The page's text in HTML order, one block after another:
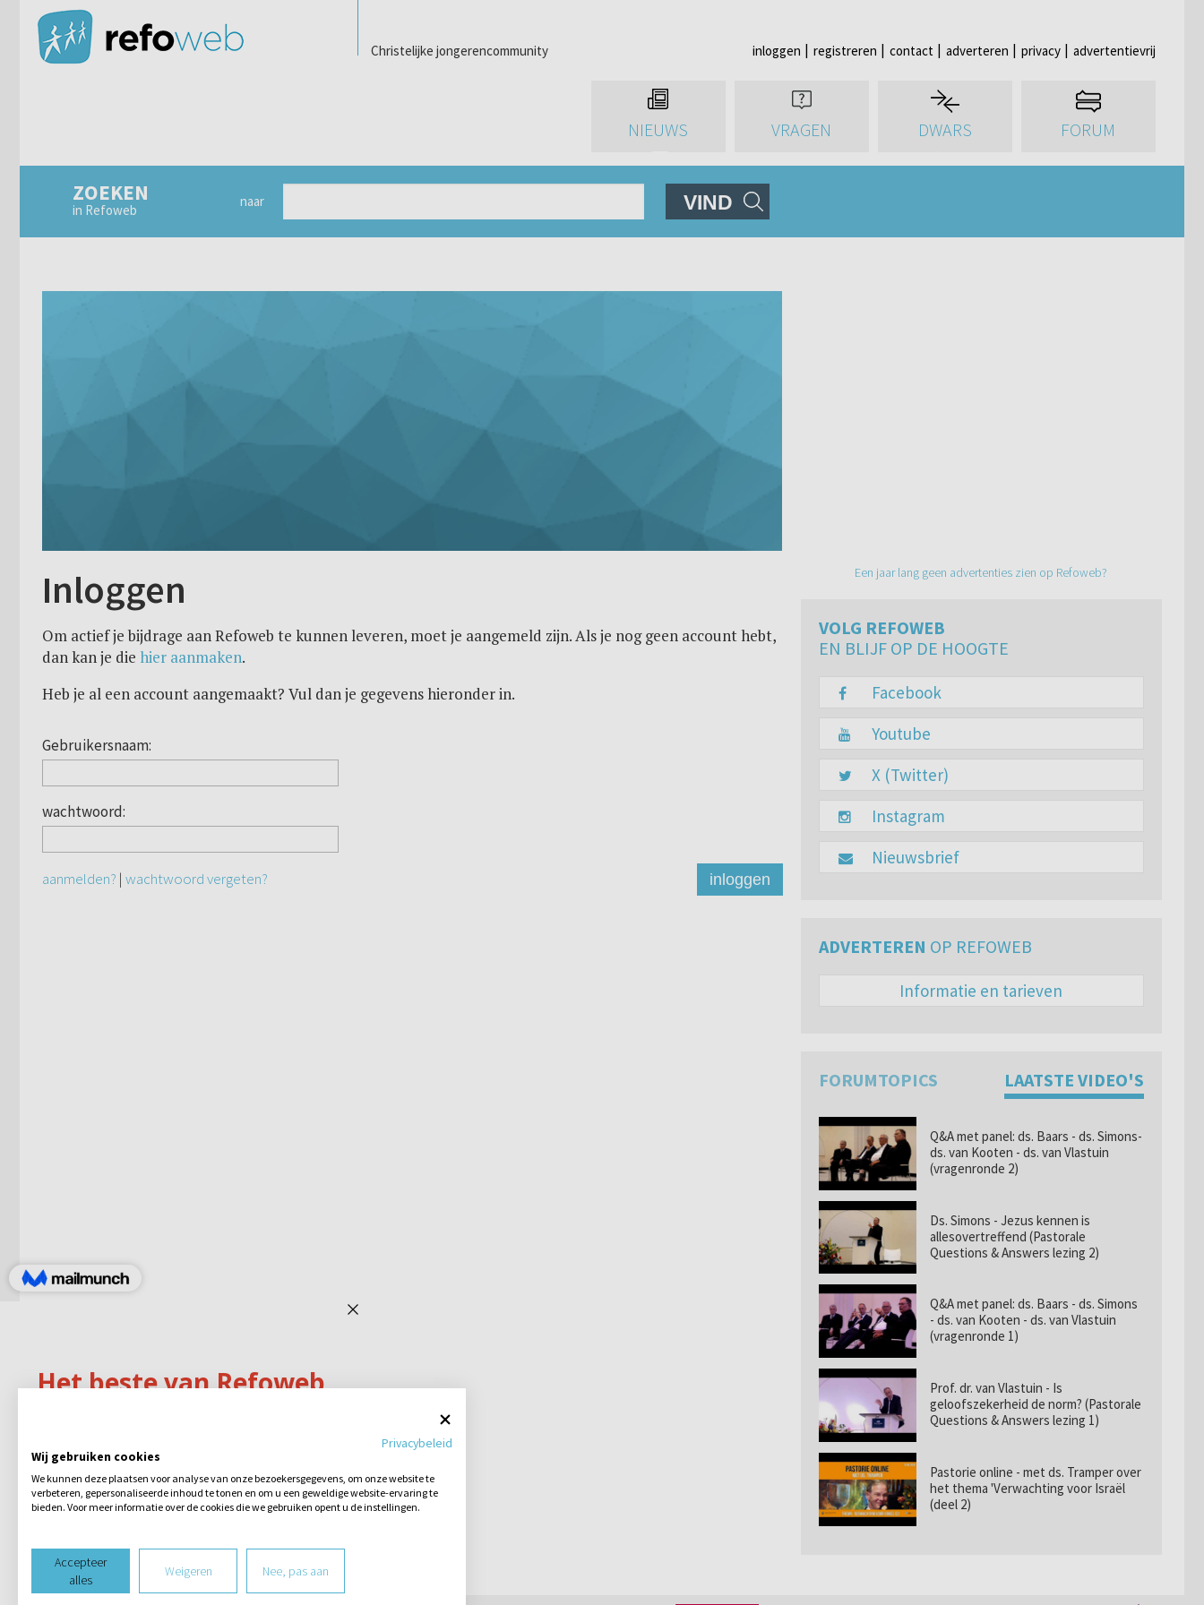
Christelijke jongerencommunity inloggen registreren contact adverteren privacy advertentievrij
NIEUWS VRAGEN DWARS FORUM
ZOEKEN
in Refoweb
naar VIND
Inloggen
Om actief je bijdrage aan Refoweb te kunnen leveren, moet je aangemeld zijn. Als je nog geen account hebt,
dan kan je die hier aanmaken.
Heb je al een account aangemaakt? Vul dan je gegevens hieronder in.
Gebruikersnaam:
wachtwoord:
aanmelden? | wachtwoord vergeten? inloggen
Een jaar lang geen advertenties zien op Refoweb?
VOLG REFOWEB
EN BLIJF OP DE HOOGTE
Facebook
Youtube
X (Twitter)
Instagram
Nieuwsbrief
ADVERTEREN OP REFOWEB
Informatie en tarieven
FORUMTOPICS LAATSTE VIDEO'S
Q&A met panel: ds. Baars - ds. Simons-
ds. van Kooten - ds. van Vlastuin
(vragenronde 2)
Ds. Simons - Jezus kennen is
allesovertreffend (Pastorale
Questions & Answers lezing 2)
Q&A met panel: ds. Baars - ds. Simons
- ds. van Kooten - ds. van Vlastuin
(vragenronde 1)
Prof. dr. van Vlastuin - Is
geloofszekerheid de norm? (Pastorale
Questions & Answers lezing 1)
Pastorie online - met ds. Tramper over
het thema 'Verwachting voor Israël
(deel 2)
Privacybeleid
Wij gebruiken cookies
We kunnen deze plaatsen voor analyse van onze bezoekersgegevens, om onze website te
verbeteren, gepersonaliseerde inhoud te tonen en om u een geweldige website-ervaring te
bieden. Voor meer informatie over de cookies die we gebruiken opent u de instellingen.
Accepteer
alles
Weigeren Nee, pas aan